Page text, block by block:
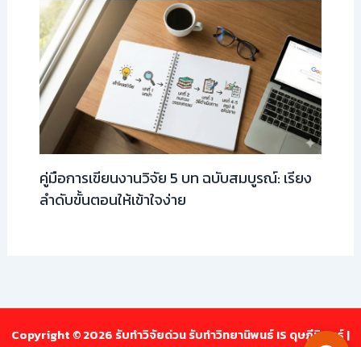
คู่มือการเขียนงานวิจัย 5 บท ฉบับสมบูรณ์: เรียง
ลำดับขั้นตอนให้เข้าใจง่าย
Copyright © 2026 รับทำวิจัยด่วน รับทำวิทยานิพนธ์ IS ดุษฎีนิพนธ์ |